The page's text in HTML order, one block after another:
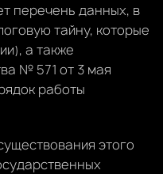
перечень данных, в
тайну, которые
а также
№ 571 от 3 мая
работы
этого